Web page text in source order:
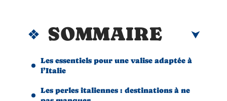
SOMMAIRE
Les essentiels pour une valise adaptée à
l’Italie
Les perles italiennes : destinations à ne